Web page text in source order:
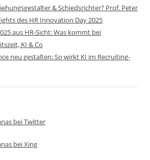
& Schiedsrichter? Prof. Peter
des HR Innovation Day 2025
aus HR-Sicht: Was kommt bei
KI & Co
neu gestalten: So wirkt KI im Recruiting-
bei Twitter
bei Xing